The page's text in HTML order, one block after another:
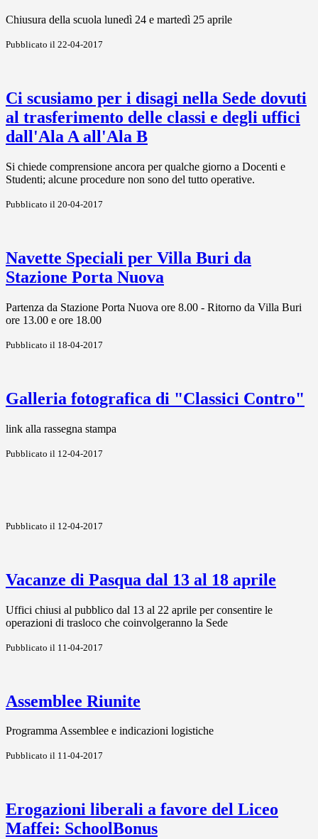
Chiusura della scuola lunedì 24 e martedì 25 aprile
Pubblicato il 22-04-2017
Ci scusiamo per i disagi nella Sede dovuti
al trasferimento delle classi e degli uffici
dall'Ala A all'Ala B
Si chiede comprensione ancora per qualche giorno a Docenti e
Studenti; alcune procedure non sono del tutto operative.
Pubblicato il 20-04-2017
Navette Speciali per Villa Buri da
Stazione Porta Nuova
Partenza da Stazione Porta Nuova ore 8.00 - Ritorno da Villa Buri
ore 13.00 e ore 18.00
Pubblicato il 18-04-2017
Galleria fotografica di "Classici Contro"
link alla rassegna stampa
Pubblicato il 12-04-2017
Pubblicato il 12-04-2017
Vacanze di Pasqua dal 13 al 18 aprile
Uffici chiusi al pubblico dal 13 al 22 aprile per consentire le
operazioni di trasloco che coinvolgeranno la Sede
Pubblicato il 11-04-2017
Assemblee Riunite
Programma Assemblee e indicazioni logistiche
Pubblicato il 11-04-2017
Erogazioni liberali a favore del Liceo
Maffei: SchoolBonus